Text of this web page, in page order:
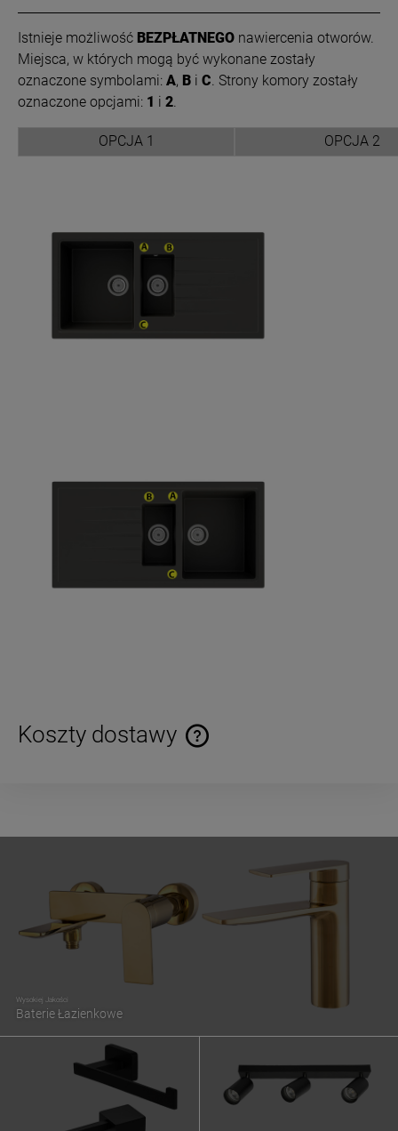
Istnieje możliwość BEZPŁATNEGO nawiercenia otworów.
Miejsca, w których mogą być wykonane zostały
oznaczone symbolami: A, B i C . Strony komory zostały
oznaczone opcjami: 1 i 2
OPCJA 1 OPCJA 2
Koszty dostawy
Cena nie zawiera ewentualnych kosztów płatności
Wysokiej Jakości
Baterie Łazienkowe